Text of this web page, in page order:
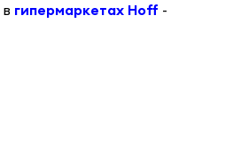
в гипермаркетах Hoff -